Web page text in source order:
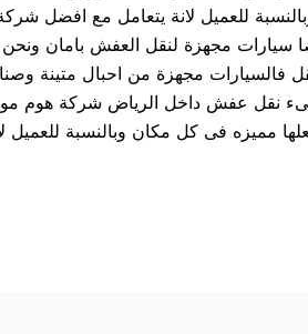
للعميل لانة يتعامل مع افضل
سيارات مجهزة لنقل العفش بامان
فالسيارات مجهزة من احبال متينة
نقل عفش داخل الرياض شركة هوم
مميزه فى كل مكان وبالنسبة للعميل